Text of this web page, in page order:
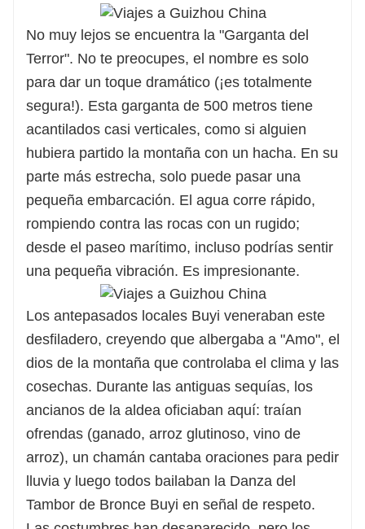
No muy lejos se encuentra la "Garganta del
Terror". No te preocupes, el nombre es solo
para dar un toque dramático (¡es totalmente
segura!). Esta garganta de 500 metros tiene
acantilados casi verticales, como si alguien
hubiera partido la montaña con un hacha. En su
parte más estrecha, solo puede pasar una
pequeña embarcación. El agua corre rápido,
rompiendo contra las rocas con un rugido;
desde el paseo marítimo, incluso podrías sentir
una pequeña vibración. Es impresionante.
Los antepasados ​​locales Buyi veneraban este
desfiladero, creyendo que albergaba a "Amo", el
dios de la montaña que controlaba el clima y las
cosechas. Durante las antiguas sequías, los
ancianos de la aldea oficiaban aquí: traían
ofrendas (ganado, arroz glutinoso, vino de
arroz), un chamán cantaba oraciones para pedir
lluvia y luego todos bailaban la Danza del
Tambor de Bronce Buyi en señal de respeto.